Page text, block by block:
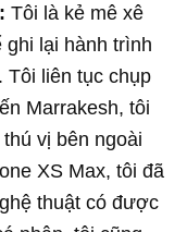
Tôi là kẻ mê xê
lại hành trình
Tôi liên tục chụp
Marrakesh, tôi
vị bên ngoài
XS Max, tôi đã
thuật có được